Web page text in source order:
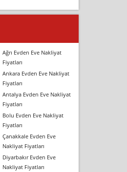
Ağrı Evden Eve Nakliyat
Fiyatları
Ankara Evden Eve Nakliyat
Fiyatları
Antalya Evden Eve Nakliyat
Fiyatları
Bolu Evden Eve Nakliyat
Fiyatları
Çanakkale Evden Eve
Nakliyat Fiyatları
Diyarbakır Evden Eve
Nakliyat Fiyatları